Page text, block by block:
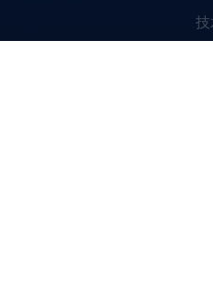
技